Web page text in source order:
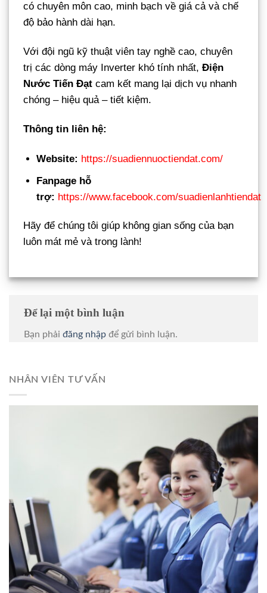
có chuyên môn cao, minh bạch về giá cả và chế
độ bảo hành dài hạn.
Với đội ngũ kỹ thuật viên tay nghề cao, chuyên
trị các dòng máy Inverter khó tính nhất, Điện
Nước Tiến Đạt cam kết mang lại dịch vụ nhanh
chóng – hiệu quả – tiết kiệm.
Thông tin liên hệ:
Website: https://suadiennuoctiendat.com/
Fanpage hỗ
trợ: https://www.facebook.com/suadienlanhtiendat
Hãy để chúng tôi giúp không gian sống của bạn
luôn mát mẻ và trong lành!
Để lại một bình luận
Bạn phải đăng nhập để gửi bình luận.
NHÂN VIÊN TƯ VẤN